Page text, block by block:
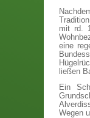
mit rd.
eine
ließen
Ein
Wegen